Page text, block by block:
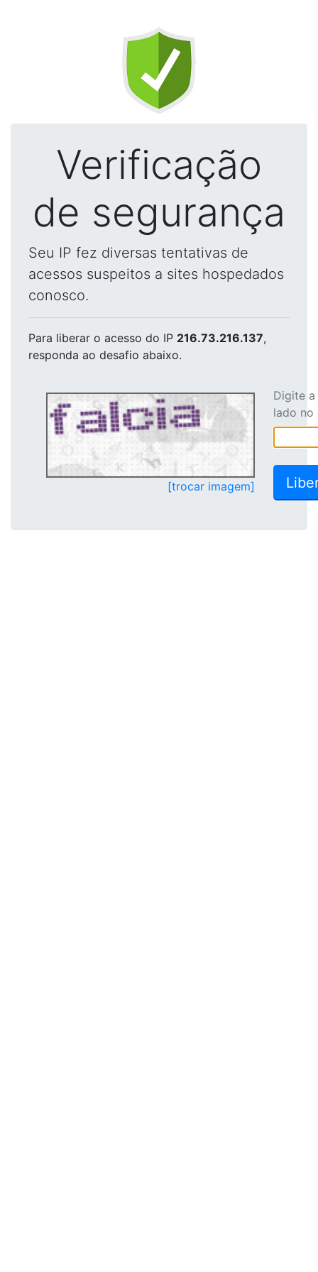
Verificação
de segurança
Seu IP fez diversas tentativas de
acessos suspeitos a sites hospedados
conosco.
Para liberar o acesso do IP 216.73.216.137,
responda ao desafio abaixo.
[trocar imagem]
Digite
lado no